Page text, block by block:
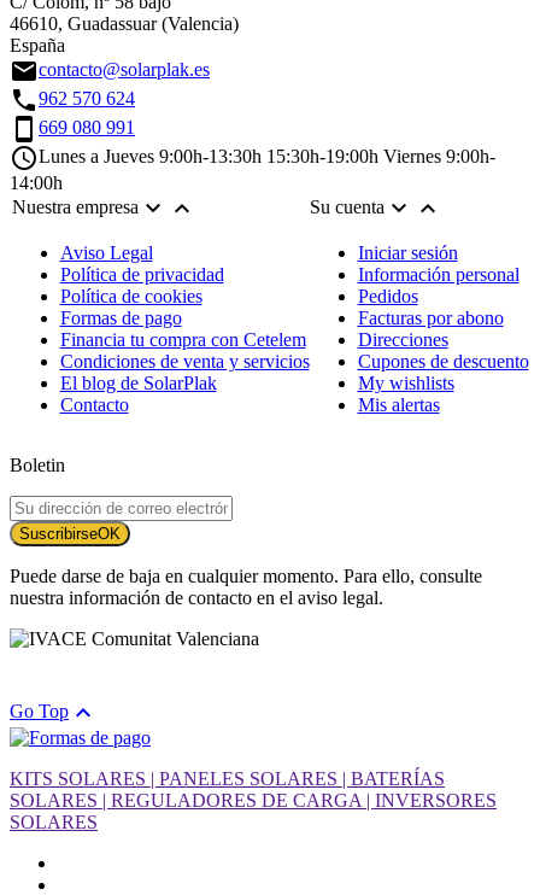
46610, Guadassuar (Valencia)
España
emailcontacto@solarplak.es
call962 570 624
smartphone 669 080 991
scheduleLunes a Jueves 9:00h-13:30h 15:30h-19:00h Viernes 9:00h-
14:00h
Nuestra empresa 
Aviso Legal
Política de privacidad
Política de cookies
Formas de pago
Financia tu compra con Cetelem
Condiciones de venta y servicios
El blog de SolarPlak
Contacto
Su cuenta 
Iniciar sesión
Información personal
Pedidos
Facturas por abono
Direcciones
Cupones de descuento
My wishlists
Mis alertas
Boletin
SuscribirseOK
Puede darse de baja en cualquier momento. Para ello, consulte
nuestra información de contacto en el aviso legal.
Go Top 
KITS SOLARES | PANELES SOLARES | BATERÍAS
SOLARES | REGULADORES DE CARGA | INVERSORES
SOLARES